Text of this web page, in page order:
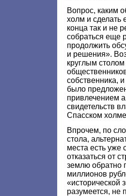
Вопрос, каким
холм и сделать
конца так и не
собраться еще
продолжить
и решения».
круглым столом
собственника,
было
привлечением
свидетельств
Спасском
Впрочем, по
стола,
места есть уже
отказаться от
землю обратно
миллионов
«исторической
разумеется, не